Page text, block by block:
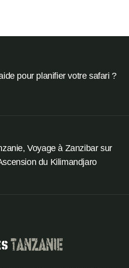
pour planifier votre safari ?
Voyage à Zanzibar sur
du Kilimandjaro